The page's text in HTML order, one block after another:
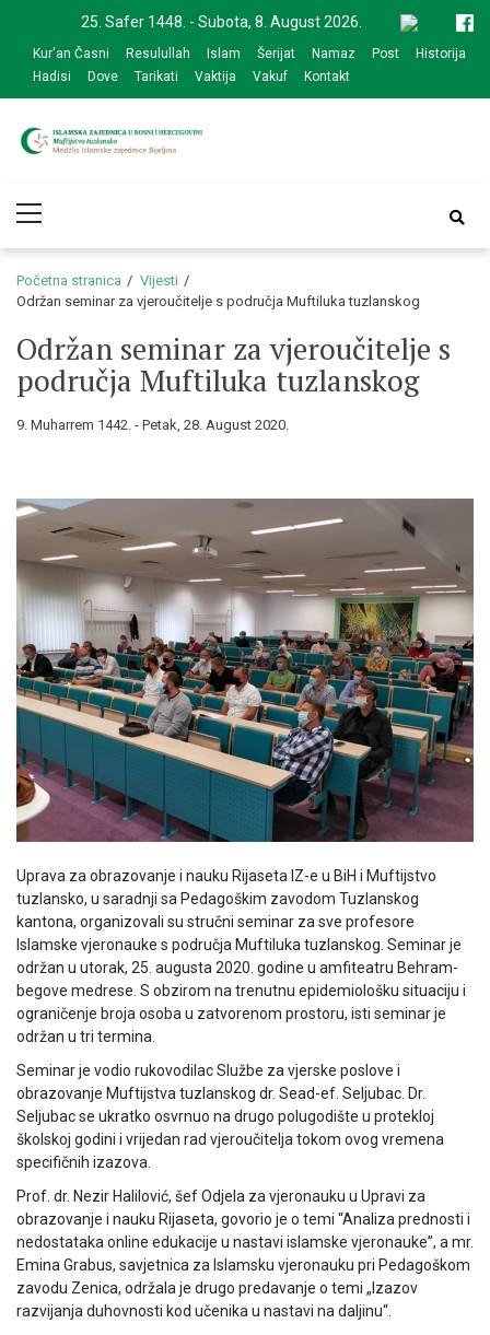
navigation
content
25. Safer 1448. - Subota, 8. August 2026.
Kur'an Časni Resulullah Islam Šerijat Namaz Post
Historija
Hadisi
Dove Tarikati Vaktija Vakuf Kontakt
zajednice Bijeljina
Menu
Početna stranica
Vijesti
Održan seminar za vjeroučitelje s područja Muftiluka tuzlanskog
Održan seminar za vjeroučitelje s
područja Muftiluka tuzlanskog
9. Muharrem 1442. - Petak, 28. August 2020.
Uprava za obrazovanje i nauku Rijaseta IZ-e u BiH i Muftijstvo
tuzlansko, u saradnji sa Pedagoškim zavodom Tuzlanskog
kantona, organizovali su stručni seminar za sve profesore
Islamske vjeronauke s područja Muftiluka tuzlanskog. Seminar je
održan u utorak, 25. augusta 2020. godine u amfiteatru Behram-
begove medrese. S obzirom na trenutnu epidemiološku situaciju i
ograničenje broja osoba u zatvorenom prostoru, isti seminar je
održan u tri termina.
Seminar je vodio rukovodilac Službe za vjerske poslove i
obrazovanje Muftijstva tuzlanskog dr. Sead-ef. Seljubac. Dr.
Seljubac se ukratko osvrnuo na drugo polugodište u protekloj
školskoj godini i vrijedan rad vjeroučitelja tokom ovog vremena
specifičnih izazova.
Prof. dr. Nezir Halilović, šef Odjela za vjeronauku u Upravi za
obrazovanje i nauku Rijaseta, govorio je o temi “Analiza prednosti i
nedostataka online edukacije u nastavi islamske vjeronauke”, a mr.
Emina Grabus, savjetnica za Islamsku vjeronauku pri Pedagoškom
zavodu Zenica, održala je drugo predavanje o temi „Izazov
razvijanja duhovnosti kod učenika u nastavi na daljinu“.